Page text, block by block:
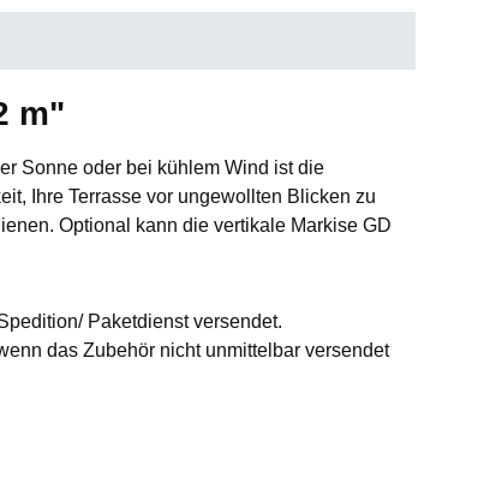
m"
Sonne oder bei kühlem Wind ist die
Ihre Terrasse vor ungewollten Blicken zu
Optional kann die vertikale Markise GD
Paketdienst versendet.
das Zubehör nicht unmittelbar versendet